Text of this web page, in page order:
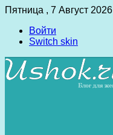
Пятница , 7 Август 2026
Войти
Switch skin